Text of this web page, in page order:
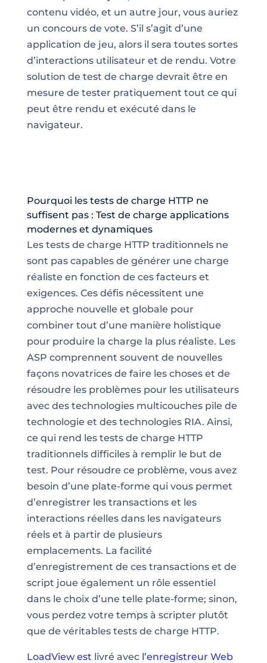
contenu vidéo, et un autre jour, vous auriez
un concours de vote. S’il s’agit d’une
application de jeu, alors il sera toutes sortes
d’interactions utilisateur et de rendu. Votre
solution de test de charge devrait être en
mesure de tester pratiquement tout ce qui
peut être rendu et exécuté dans le
navigateur.
Pourquoi les tests de charge HTTP ne
suffisent pas : Test de charge applications
modernes et dynamiques
Les tests de charge HTTP traditionnels ne
sont pas capables de générer une charge
réaliste en fonction de ces facteurs et
exigences. Ces défis nécessitent une
approche nouvelle et globale pour
combiner tout d’une manière holistique
pour produire la charge la plus réaliste. Les
ASP comprennent souvent de nouvelles
façons novatrices de faire les choses et de
résoudre les problèmes pour les utilisateurs
avec des technologies multicouches pile de
technologie et des technologies RIA. Ainsi,
ce qui rend les tests de charge HTTP
traditionnels difficiles à remplir le but de
test. Pour résoudre ce problème, vous avez
besoin d’une plate-forme qui vous permet
d’enregistrer les transactions et les
interactions réelles dans les navigateurs
réels et à partir de plusieurs
emplacements. La facilité
d’enregistrement de ces transactions et de
script joue également un rôle essentiel
dans le choix d’une telle plate-forme; sinon,
vous perdez votre temps à scripter plutôt
que de véritables tests de charge HTTP.
LoadView est livré avec l’enregistreur Web